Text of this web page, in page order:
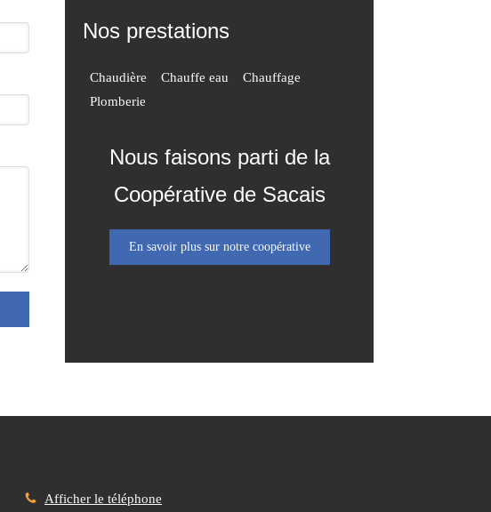
Nos prestations
Chaudière Chauffe eau
Chauffage
Plomberie
Nous faisons parti de la
Coopérative de Sacais
En savoir plus sur notre coopérative
Afficher le téléphone